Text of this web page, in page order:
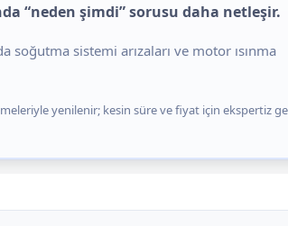
“neden şimdi” sorusu daha netleşir.
soğutma sistemi arızaları ve motor ısınma
yenilenir; kesin süre ve fiyat için ekspertiz